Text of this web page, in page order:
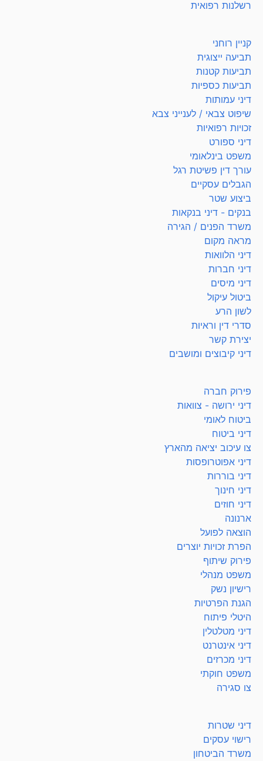
רשלנות רפואית
קניין רוחני
תביעה ייצוגית
תביעות קטנות
תביעות כספיות
דיני עמותות
שיפוט צבאי / לענייני צבא
זכויות רפואיות
דיני ספורט
משפט בינלאומי
עורך דין פשיטת רגל
הגבלים עסקיים
ביצוע שטר
בנקים - דיני בנקאות
משרד הפנים / הגירה
מראה מקום
דיני הלוואות
דיני חברות
דיני מיסים
ביטול עיקול
לשון הרע
סדרי דין וראיות
יצירת קשר
דיני קיבוצים ומושבים
פירוק חברה
דיני ירושה - צוואות
ביטוח לאומי
דיני ביטוח
צו עיכוב יציאה מהארץ
דיני אפוטרופסות
דיני בוררות
דיני חינוך
דיני חוזים
ארנונה
הוצאה לפועל
הפרת זכויות יוצרים
פירוק שיתוף
משפט מנהלי
רישיון נשק
הגנת הפרטיות
היטלי פיתוח
דיני מטלטלין
דיני אינטרנט
דיני מכרזים
משפט חוקתי
צו סגירה
דיני שטרות
רישוי עסקים
משרד הביטחון